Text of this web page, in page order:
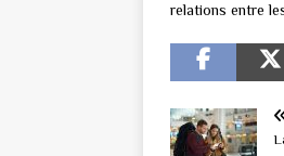
relations entre